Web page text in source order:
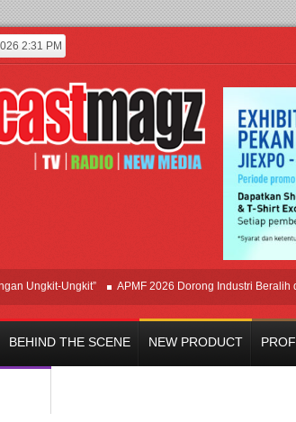
2:31 PM
Ungkit” APMF 2026 Dorong Industri Beralih dari
BEHIND THE SCENE NEW PRODUCT